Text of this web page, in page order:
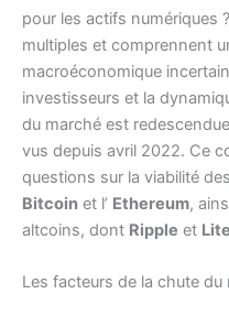
pour les actifs numériques
multiples et comprennent
macroéconomique
investisseurs et la
du marché est
vus depuis avril 2022. Ce
questions sur la viabilité
Bitcoin et l’ Ethereum,
altcoins, dont Ripple et
Les facteurs de la chute